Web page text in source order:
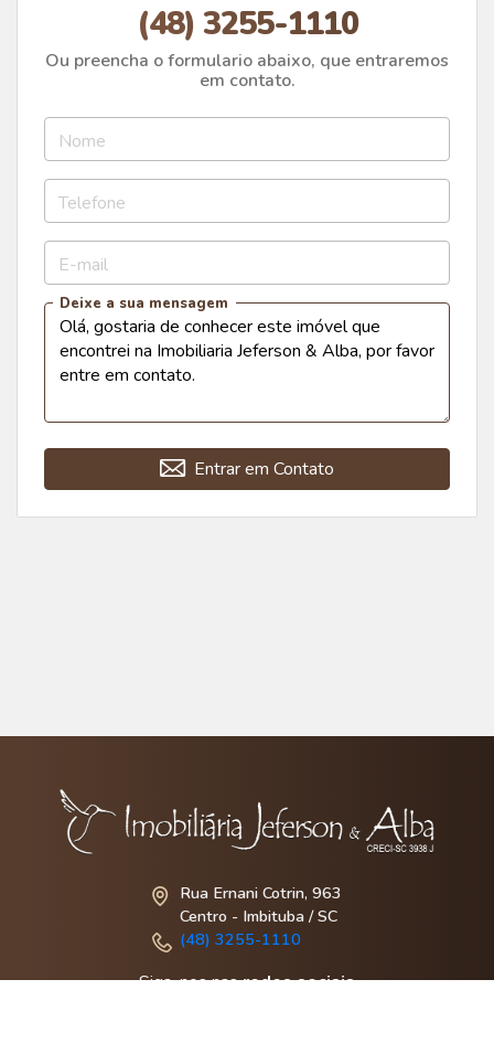
(48) 3255-1110
Ou preencha o formulario abaixo, que entraremos
em contato.
Nome
Telefone
E-mail
Deixe a sua mensagem
Entrar em Contato
Rua Ernani Cotrin, 963
Centro - Imbituba / SC
(48) 3255-1110
Siga-nos nasredes sociais